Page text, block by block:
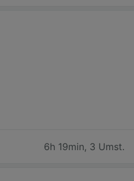
6h 19min, 3 Umst.